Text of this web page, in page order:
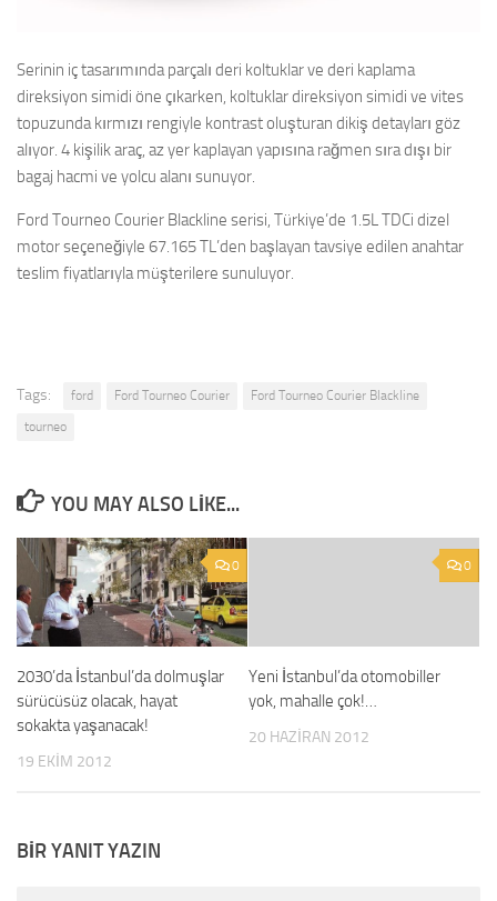
Serinin iç tasarımında parçalı deri koltuklar ve deri kaplama
direksiyon simidi öne çıkarken, koltuklar direksiyon simidi ve vites
topuzunda kırmızı rengiyle kontrast oluşturan dikiş detayları göz
alıyor. 4 kişilik araç, az yer kaplayan yapısına rağmen sıra dışı bir
bagaj hacmi ve yolcu alanı sunuyor.
Ford Tourneo Courier Blackline serisi, Türkiye’de 1.5L TDCi dizel
motor seçeneğiyle 67.165 TL’den başlayan tavsiye edilen anahtar
teslim fiyatlarıyla müşterilere sunuluyor.
Tags: ford Ford Tourneo Courier
Ford Tourneo Courier Blackline
tourneo
YOU MAY ALSO LIKE...
0
2030’da İstanbul’da dolmuşlar
sürücüsüz olacak, hayat
sokakta yaşanacak!
19 EKIM 2012
0
Yeni İstanbul’da otomobiller
yok, mahalle çok!…
20 HAZIRAN 2012
BIR YANIT YAZIN